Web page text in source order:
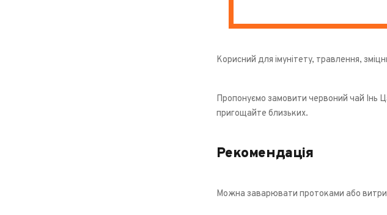
Корисний для імунітету, травлення,
Пропонуємо замовити червоний чай Інь
пригощайте близьких.
Рекомендація
Можна заварювати протоками або